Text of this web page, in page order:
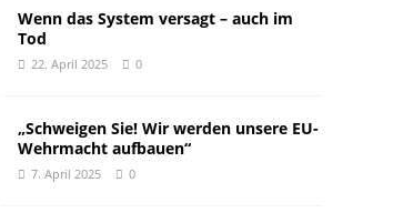
Wenn das System versagt – auch im
Tod
22. April 2025 0
„Schweigen Sie! Wir werden unsere EU-
Wehrmacht aufbauen“
7. April 2025 0